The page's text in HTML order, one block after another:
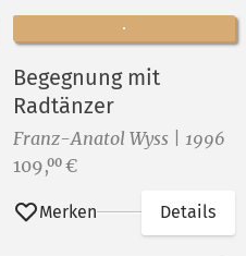
Begegnung mit
Radtänzer
Franz-Anatol Wyss | 1996
Preis:
109,00 €
Merken Details